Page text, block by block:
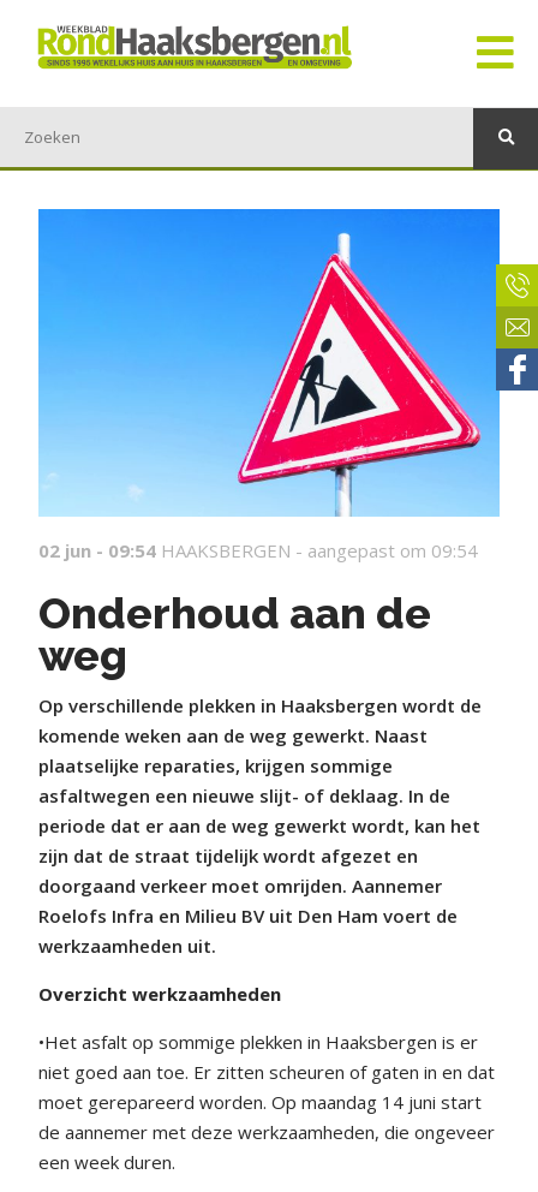
02 jun - 09:54 HAAKSBERGEN - aangepast om 09:54
Onderhoud aan de
weg
Op verschillende plekken in Haaksbergen wordt de
komende weken aan de weg gewerkt. Naast
plaatselijke reparaties, krijgen sommige
asfaltwegen een nieuwe slijt- of deklaag. In de
periode dat er aan de weg gewerkt wordt, kan het
zijn dat de straat tijdelijk wordt afgezet en
doorgaand verkeer moet omrijden. Aannemer
Roelofs Infra en Milieu BV uit Den Ham voert de
werkzaamheden uit.
Overzicht werkzaamheden
•Het asfalt op sommige plekken in Haaksbergen is er
niet goed aan toe. Er zitten scheuren of gaten in en dat
moet gerepareerd worden. Op maandag 14 juni start
de aannemer met deze werkzaamheden, die ongeveer
een week duren.